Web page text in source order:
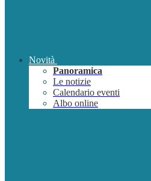
Novità
Panoramica
Le notizie
Calendario eventi
Albo online